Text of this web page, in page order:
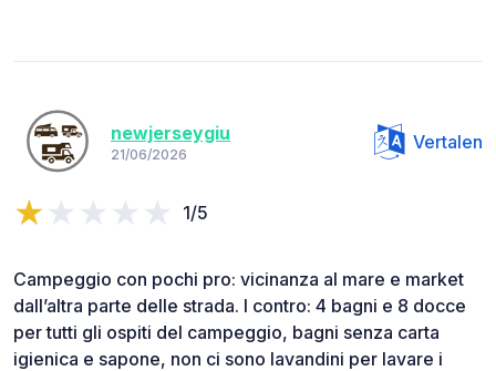
newjerseygiu
21/06/2026
Vertalen
1/5
Campeggio con pochi pro: vicinanza al mare e market
dall’altra parte delle strada. I contro: 4 bagni e 8 docce
per tutti gli ospiti del campeggio, bagni senza carta
igienica e sapone, non ci sono lavandini per lavare i